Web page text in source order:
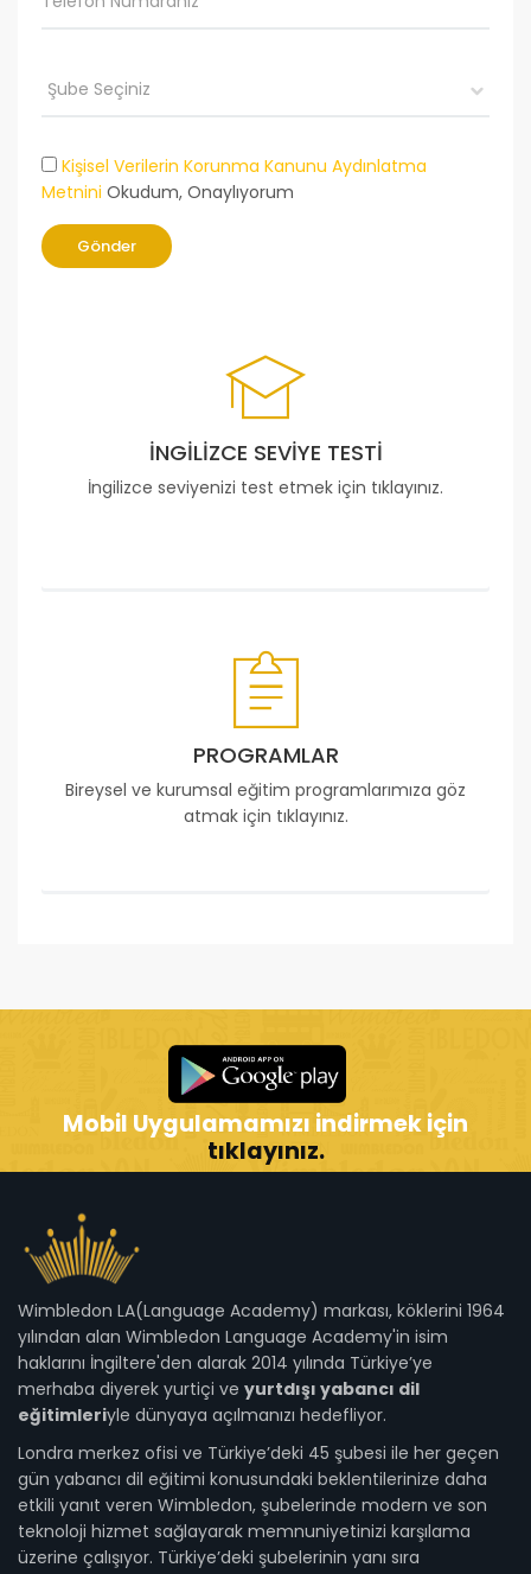
Kişisel Verilerin Korunma Kanunu Aydınlatma
Metnini Okudum, Onaylıyorum
Gönder
İNGILIZCE SEVIYE TESTI
İngilizce seviyenizi test etmek için tıklayınız.
PROGRAMLAR
Bireysel ve kurumsal eğitim programlarımıza göz
atmak için tıklayınız.
Mobil Uygulamamızı indirmek için
tıklayınız.
Wimbledon LA(Language Academy) markası, köklerini 1964
yılından alan Wimbledon Language Academy'in isim
haklarını İngiltere'den alarak 2014 yılında Türkiye’ye
merhaba diyerek yurtiçi ve yurtdışı yabancı dil
eğitimleriyle dünyaya açılmanızı hedefliyor.
Londra merkez ofisi ve Türkiye’deki 45 şubesi ile her geçen
gün yabancı dil eğitimi konusundaki beklentilerinize daha
etkili yanıt veren Wimbledon, şubelerinde modern ve son
teknoloji hizmet sağlayarak memnuniyetinizi karşılama
üzerine çalışıyor. Türkiye’deki şubelerinin yanı sıra